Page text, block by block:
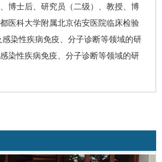
、博士后、研究员（二级）、教授、博
医科大学附属北京佑安医院临床检验
染性疾病免疫、分子诊断等领域的研
染性疾病免疫、分子诊断等领域的研